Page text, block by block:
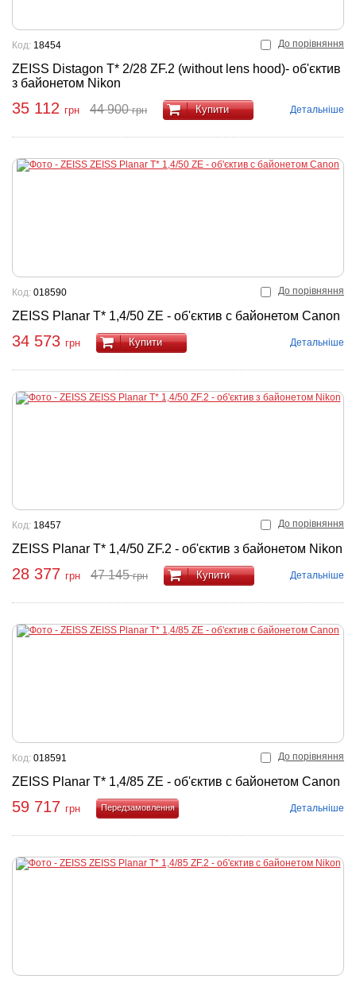
До порівняння
ZEISS Distagon T* 2/28 ZF.2 (without lens hood)- об'єктив
з байонетом Nikon
Код: 18454
35 112 грн 44 900грн Купити Детальніше
До порівняння
ZEISS Planar T* 1,4/50 ZE - об'єктив с байонетом Canon
Код: 018590
34 573 грн Купити Детальніше
До порівняння
ZEISS Planar T* 1,4/50 ZF.2 - об'єктив з байонетом Nikon
Код: 18457
28 377 грн 47 145грн Купити Детальніше
До порівняння
ZEISS Planar T* 1,4/85 ZE - об'єктив с байонетом Canon
Код: 018591
59 717 грн
Детальніше